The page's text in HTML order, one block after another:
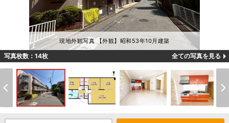
現地外観写真 【外観】昭和53年10月建築
写真枚数：14枚 全ての写真を見る